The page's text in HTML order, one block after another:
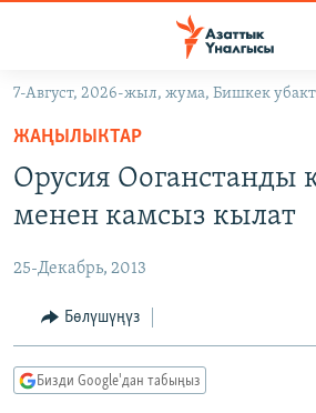
Навигацияга
өтүңүз
Издөөгө
салыңызКЫРГЫЗСТАН
ЭКОНОМИКА
МАДАНИЯТ
ДҮЙНӨ
БОРБОР АЗИЯ
АТАЙЫН ИЛИКТӨӨ
ТВ ПРОГРАММАЛАР
ЭКСПЕРТТЕР ТАЛДАЙТ
ӨЗГӨЧӨ ПИКИР
7-Август, 2026-жыл, жума, Бишкек
ЖАҢЫЛЫКТАР
Орусия Ооганстанды
менен камсыз кылат
25-Декабрь, 2013
Бөлүшүңүз
Бизди Google'дан табыңыз